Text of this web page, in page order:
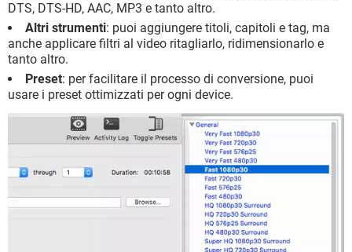
DTS, DTS-HD, AAC, MP3 e tanto altro.
Altri strumenti: puoi aggiungere titoli, capitoli e tag, ma
anche applicare filtri al video ritagliarlo, ridimensionarlo e
tanto altro.
Preset: per facilitare il processo di conversione, puoi
usare i preset ottimizzati per ogni device.